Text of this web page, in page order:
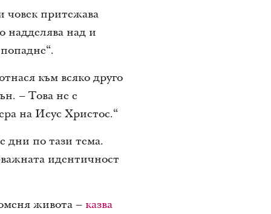
човек притежава
надделява над и
към всяко друго
– Това не е
на Исус Христос.“
дни по тази тема.
идентичност
живота – казва